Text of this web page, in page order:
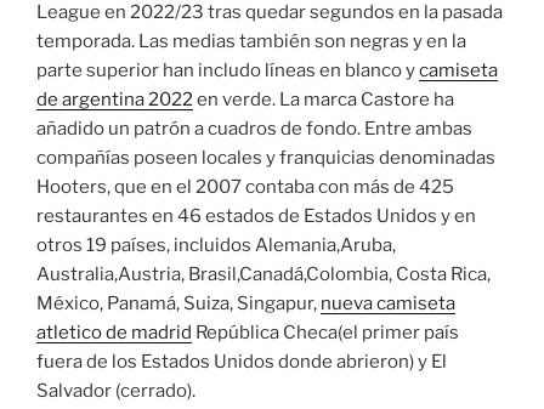
League en 2022/23 tras quedar segundos en la pasada
temporada. Las medias también son negras y en la
parte superior han includo líneas en blanco ycamiseta
de argentina 2022en verde. La marca Castore ha
añadido un patrón a cuadros de fondo. Entre ambas
compañías poseen locales y franquicias denominadas
Hooters, que en el 2007 contaba con más de 425
restaurantes en 46 estados de Estados Unidos y en
otros 19 países, incluidos Alemania,Aruba,
Australia,Austria, Brasil,Canadá,Colombia, Costa Rica,
México, Panamá, Suiza, Singapur, nueva camiseta
atletico de madrid República Checa(el primer país
fuera de los Estados Unidos donde abrieron) y El
Salvador (cerrado).